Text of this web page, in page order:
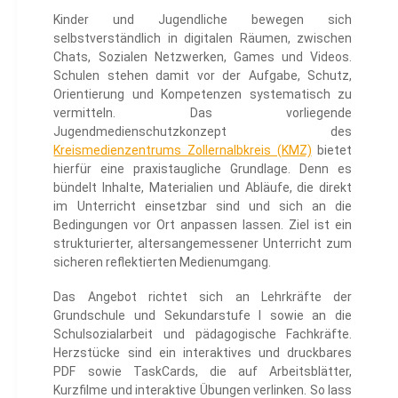
Kinder und Jugendliche bewegen sich
selbstverständlich in digitalen Räumen, zwischen
Chats, Sozialen Netzwerken, Games und Videos.
Schulen stehen damit vor der Aufgabe, Schutz,
Orientierung und Kompetenzen systematisch zu
vermitteln. Das vorliegende
Jugendmedienschutzkonzept des
Kreismedienzentrums Zollernalbkreis (KMZ) bietet
hierfür eine praxistaugliche Grundlage. Denn es
bündelt Inhalte, Materialien und Abläufe, die direkt
im Unterricht einsetzbar sind und sich an die
Bedingungen vor Ort anpassen lassen. Ziel ist ein
strukturierter, altersangemessener Unterricht zum
sicheren reflektierten Medienumgang.
Das Angebot richtet sich an Lehrkräfte der
Grundschule und Sekundarstufe I sowie an die
Schulsozialarbeit und pädagogische Fachkräfte.
Herzstücke sind ein interaktives und druckbares
PDF sowie TaskCards, die auf Arbeitsblätter,
Kurzfilme und interaktive Übungen verlinken. So lass